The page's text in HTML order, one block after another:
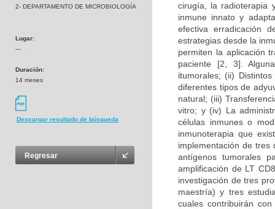
2- DEPARTAMENTO DE MICROBIOLOGÍA
Lugar:
---
Duración:
14 meses
Descargar resultado de búsqueda
Regresar
cirugía, la radioterapia
inmune innato y
efectiva erradicación
estrategias desde la
permiten la aplicación
paciente [2, 3].
itumorales; (ii)
diferentes tipos de
natural; (iii)
vitro; y (iv) La
células inmunes o
inmunoterapia que
implementación de
antígenos tumorales
amplificación de LT
investigación de tres
maestría) y tres
cuales contribuirán